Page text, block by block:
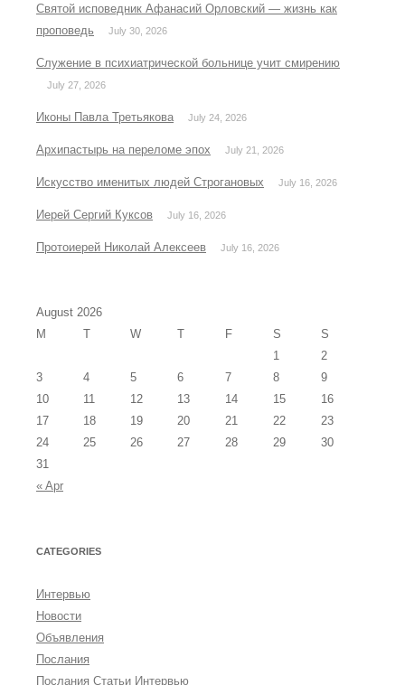
Святой исповедник Афанасий Орловский — жизнь как
проповедь
July 30, 2026
Служение в психиатрической больнице учит смирению
July 27, 2026
Иконы Павла Третьякова July 24, 2026
Архипастырь на переломе эпох July 21, 2026
Искусство именитых людей Строгановых July 16, 2026
Иерей Сергий Куксов July 16, 2026
Протоиерей Николай Алексеев July 16, 2026
August 2026
M
T W T F S S
« Apr
1
2
3
4 5 6 7 8
9
10
11 12 13 14 15
16
17
18 19 20 21 22
23
24
25 26 27 28 29
30
31
CATEGORIES
Интервью
Новости
Объявления
Послания
Послания Статьи Интервью